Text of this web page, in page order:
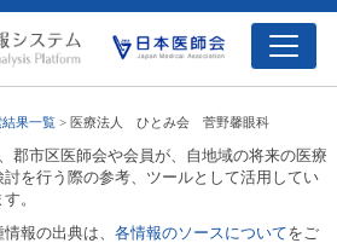
結果一覧 > 医療法人 ひとみ会 菅野馨眼科
郡市区医師会や会員が、自地域の将来の医療
を行う際の参考、ツールとして活用してい
。
情報の出典は、各情報のソースについてをご